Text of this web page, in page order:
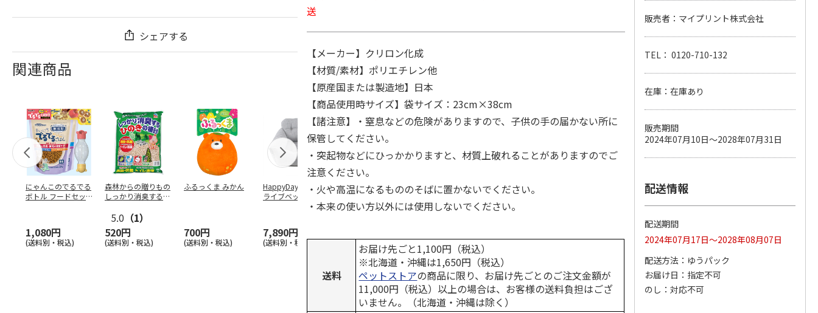
シェアする
関連商品
にゃんこのでるでる
ボトル フードセッ
1,080円
(送料別・税込)
森林からの贈りもの
しっかり消臭するひ
5.0 （1）
520円
(送料別・税込)
ふるっくま みかん
700円
(送料別・税込)
HappyDays 2wayド
ライブベッド グレ
7,890円
(送料別・税込)
獣医師開発 ニオイ
をとる砂専用 猫ト
イレ ナチュラルグ
(送料別・税込)
デオトイレ 飛び散
らない消臭・抗菌サ
ンド 4L
(送料別・税込)
無添加良品 カムカ
ムデンタルコーン
ぐるぐるボーン型 S
(送料別・税込) (送料別・税込)
ペット線香 虹のか
なた フルーティフ
ローラルの香り
590円
(送料別・税込)
えBOX とりささ…
380円
(送料別・税込)
送
【メーカー】クリロン化成
【材質/素材】ポリエチレン他
【原産国または製造地】日本
【商品使用時サイズ】袋サイズ：23cm×38cm
【諸注意】・窒息などの危険がありますので、子供の手の届かない所に
保管してください。
・突起物などにひっかかりますと、材質上破れることがありますのでご
注意ください。
・火や高温になるもののそばに置かないでください。
・本来の使い方以外には使用しないでください。
送料
お届け先ごと1,100円（税込）
※北海道・沖縄は1,650円（税込）
ペットストアの商品に限り、お届け先ごとのご注文金額が
11,000円（税込）以上の場合は、お客様の送料負担はござ
いません。（北海道・沖縄は除く）
販売者：マイプリント株式会社
TEL： 0120-710-132
在庫：在庫あり
販売期間
2024年07月10日～2028年07月31日
配送情報
配送期間
2024年07月17日～2028年08月07日
配送方法
ゆうパック
お届け日
指定不可
のし
対応不可